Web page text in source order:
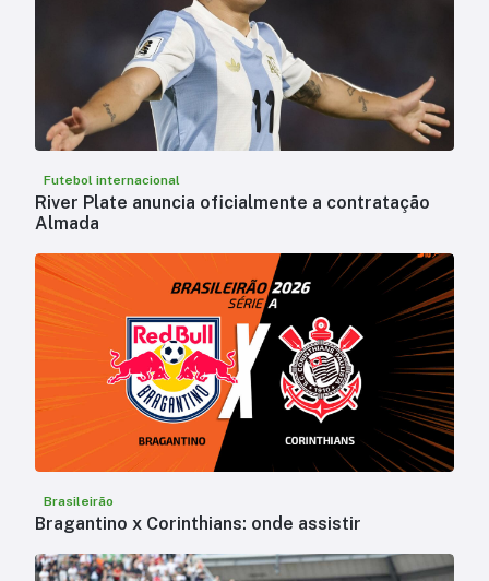
Futebol internacional
River Plate anuncia oficialmente a contratação
Almada
Brasileirão
Bragantino x Corinthians: onde assistir